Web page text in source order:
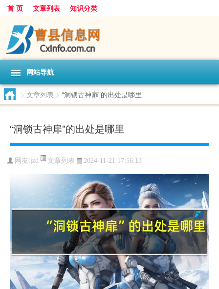
首 页 文章列表 知识分类
网站导航
> 文章列表 > “洞锁古神扉”的出处是哪里
“洞锁古神扉”的出处是哪里
网友:jzd 文章列表 2024-11-21 17:56:13